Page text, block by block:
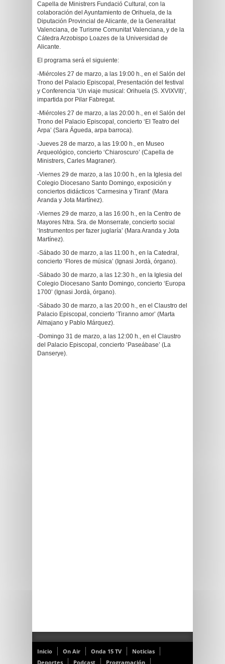
Capella de Ministrers Fundació Cultural, con la
colaboración del Ayuntamiento de Orihuela, de la
Diputación Provincial de Alicante, de la Generalitat
Valenciana, de Turisme Comunitat Valenciana, y de la
Cátedra Arzobispo Loazes de la Universidad de
Alicante.
El programa será el siguiente:
-Miércoles 27 de marzo, a las 19:00 h., en el Salón del
Trono del Palacio Episcopal, Presentación del festival
y Conferencia ‘Un viaje musical: Orihuela (S. XVIXVII)’,
impartida por Pilar Fabregat.
-Miércoles 27 de marzo, a las 20:00 h., en el Salón del
Trono del Palacio Episcopal, concierto ‘El Teatro del
Arpa’ (Sara Águeda, arpa barroca).
-Jueves 28 de marzo, a las 19:00 h., en Museo
Arqueológico, concierto ‘Chiaroscuro’ (Capella de
Ministrers, Carles Magraner).
-Viernes 29 de marzo, a las 10:00 h., en la Iglesia del
Colegio Diocesano Santo Domingo, exposición y
conciertos didácticos ‘Carmesina y Tirant’ (Mara
Aranda y Jota Martínez).
-Viernes 29 de marzo, a las 16:00 h., en la Centro de
Mayores Ntra. Sra. de Monserrate, concierto social
‘Instrumentos per fazer juglaría’ (Mara Aranda y Jota
Martínez).
-Sábado 30 de marzo, a las 11:00 h., en la Catedral,
concierto ‘Flores de música’ (Ignasi Jordà, órgano).
-Sábado 30 de marzo, a las 12:30 h., en la Iglesia del
Colegio Diocesano Santo Domingo, concierto ‘Europa
1700’ (Ignasi Jordà, órgano).
-Sábado 30 de marzo, a las 20:00 h., en el Claustro del
Palacio Episcopal, concierto ‘Tiranno amor’ (Marta
Almajano y Pablo Márquez).
-Domingo 31 de marzo, a las 12:00 h., en el Claustro
del Palacio Episcopal, concierto ‘Paseábase’ (La
Danserye).
Inicio On Air Onda 15 TV
Noticias
Deportes
Podcast Programación